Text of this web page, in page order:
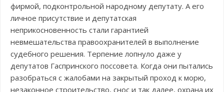
фирмой, подконтрольной народному депутату. А его
личное присутствие и депутатская
неприкосновенность стали гарантией
невмешательства правоохранителей в выполнение
судебного решения. Терпение лопнуло даже у
депутатов Гаспринского поссовета. Когда они пытались
разобраться с жалобами на закрытый проход к морю,
незаконное строительство, снос и так далее, охрана их